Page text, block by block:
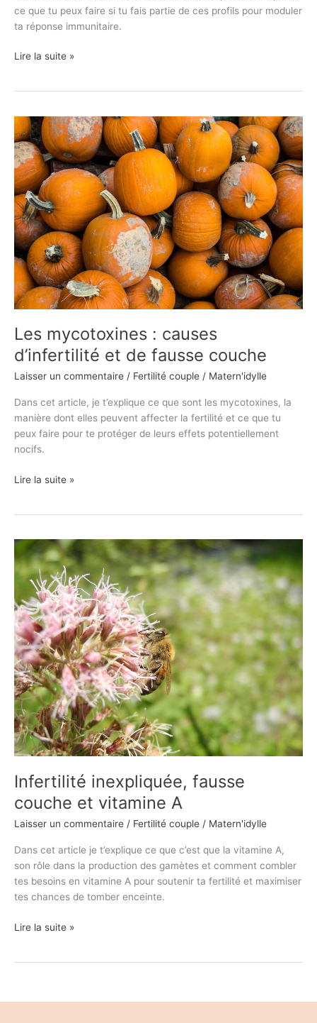
ce que tu peux faire si tu fais partie de ces profils pour moduler
ta réponse immunitaire.
Lire la suite »
Les mycotoxines : causes
d’infertilité et de fausse couche
Laisser un commentaire / Fertilité couple / Matern'idylle
Dans cet article, je t’explique ce que sont les mycotoxines, la
manière dont elles peuvent affecter la fertilité et ce que tu
peux faire pour te protéger de leurs effets potentiellement
nocifs.
Les
mycotoxines
:
causes
d’infertilité
et
de
fausse
couche
Lire la suite »
Infertilité inexpliquée, fausse
couche et vitamine A
Laisser un commentaire / Fertilité couple / Matern'idylle
Dans cet article je t’explique ce que c’est que la vitamine A,
son rôle dans la production des gamètes et comment combler
tes besoins en vitamine A pour soutenir ta fertilité et maximiser
tes chances de tomber enceinte.
Infertilité
inexpliquée,
fausse
couche
et
vitamine
A
Lire la suite »